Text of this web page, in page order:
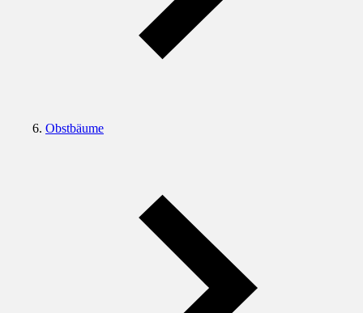
Obstbäume